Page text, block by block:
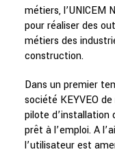
métiers, l’UNICEM
pour réaliser des
métiers des
construction.
Dans un premier
société KEYVEO
pilote d’installation
prêt à l’emploi. A
l’utilisateur est